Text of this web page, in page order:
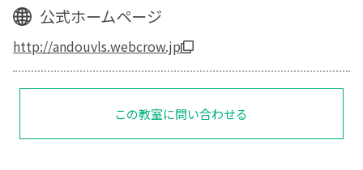
公式ホームページ
http://andouvls.webcrow.jp
この教室に問い合わせる